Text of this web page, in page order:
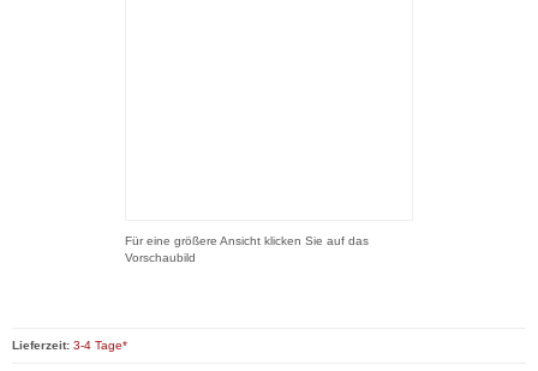
Für eine größere Ansicht klicken Sie auf das
Vorschaubild
Lieferzeit: 3-4 Tage*